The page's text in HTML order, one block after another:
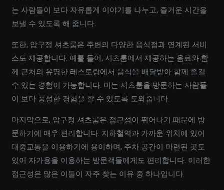
는 사람들이 보다 자유롭게 이야기를 나누고, 즐거운 시간을
보낼 수 있도록 해 줍니다.
또한, 압구정 셔츠룸은 주변의 다양한 음식점과 연계된 서비
스도 제공합니다. 예를 들어, 셔츠룸에서 제공하는 음료와 함
께 근처의 유명한 레스토랑에서 음식을 배달받아 함께 즐길
수 있는 경험이 가능합니다. 이는 셔츠룸을 방문하는 사람들
이 보다 풍성한 경험을 할 수 있도록 도와줍니다.
마지막으로, 압구정 셔츠룸은 접근성이 뛰어나기 때문에 방
문하기에 매우 편리합니다. 지하철역과 가까운 위치에 있어
대중교통을 이용하기에 용이하며, 주차 공간이 마련된 곳도
있어 자가용을 이용하는 방문객들에게도 편리합니다. 이러한
접근성은 많은 이들이 자주 찾는 이유 중 하나입니다.